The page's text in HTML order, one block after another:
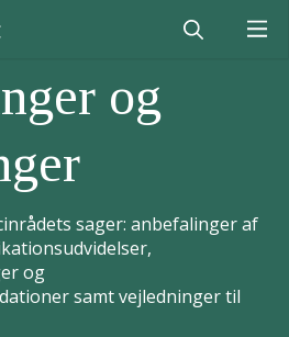
og
sager: anbefalinger af
og
samt vejledninger til